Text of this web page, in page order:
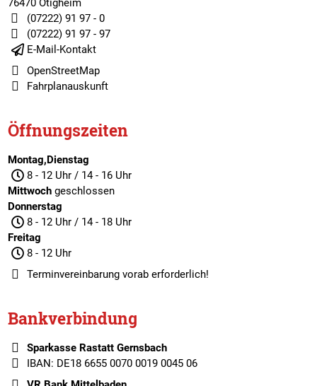
76470 Ötigheim
(07222) 91 97 - 0
(07222) 91 97 - 97
E-Mail-Kontakt
OpenStreetMap
Fahrplanauskunft
Öffnungszeiten
Montag,Dienstag
8 - 12 Uhr / 14 - 16 Uhr
Mittwochgeschlossen
Donnerstag
8 - 12 Uhr / 14 - 18 Uhr
Freitag
8 - 12 Uhr
Terminvereinbarungvorab erforderlich!
Bankverbindung
Sparkasse Rastatt Gernsbach
IBAN: DE18 6655 0070 0019 0045 06